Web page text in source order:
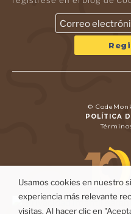
©
POLÍTICA
Usamos cookies en nuestro
experiencia más relevante
visitas. Al hacer clic en